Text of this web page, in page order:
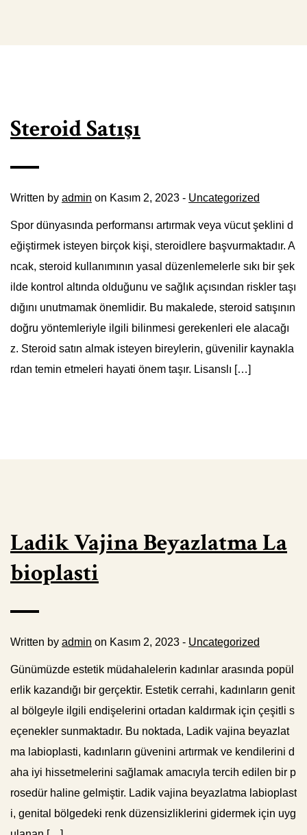
Steroid Satışı
Written by admin on Kasım 2, 2023 - Uncategorized
Spor dünyasında performansı artırmak veya vücut şeklini d
eğiştirmek isteyen birçok kişi, steroidlere başvurmaktadır. A
ncak, steroid kullanımının yasal düzenlemelerle sıkı bir şek
ilde kontrol altında olduğunu ve sağlık açısından riskler taşı
dığını unutmamak önemlidir. Bu makalede, steroid satışının
doğru yöntemleriyle ilgili bilinmesi gerekenleri ele alacağı
z. Steroid satın almak isteyen bireylerin, güvenilir kaynakla
rdan temin etmeleri hayati önem taşır. Lisanslı […]
Ladik Vajina Beyazlatma La
bioplasti
Written by admin on Kasım 2, 2023 - Uncategorized
Günümüzde estetik müdahalelerin kadınlar arasında popül
erlik kazandığı bir gerçektir. Estetik cerrahi, kadınların genit
al bölgeyle ilgili endişelerini ortadan kaldırmak için çeşitli s
eçenekler sunmaktadır. Bu noktada, Ladik vajina beyazlat
ma labioplasti, kadınların güvenini artırmak ve kendilerini d
aha iyi hissetmelerini sağlamak amacıyla tercih edilen bir p
rosedür haline gelmiştir. Ladik vajina beyazlatma labioplast
i, genital bölgedeki renk düzensizliklerini gidermek için uyg